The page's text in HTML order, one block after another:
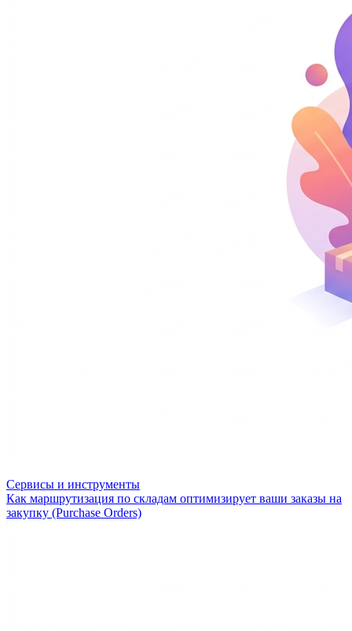
Сервисы и инструменты
Как маршрутизация по складам оптимизирует ваши заказы на
закупку (Purchase Orders)